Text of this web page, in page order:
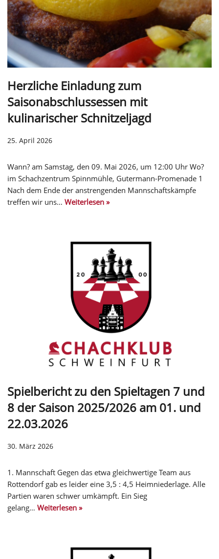
Herzliche Einladung zum
Saisonabschlussessen mit
kulinarischer Schnitzeljagd
25. April 2026
Wann? am Samstag, den 09. Mai 2026, um 12:00 Uhr Wo?
im Schachzentrum Spinnmühle, Gutermann-Promenade 1
Nach dem Ende der anstrengenden Mannschaftskämpfe
treffen wir uns… Weiterlesen »
Spielbericht zu den Spieltagen 7 und
8 der Saison 2025/2026 am 01. und
22.03.2026
30. März 2026
1. Mannschaft Gegen das etwa gleichwertige Team aus
Rottendorf gab es leider eine 3,5 : 4,5 Heimniederlage. Alle
Partien waren schwer umkämpft. Ein Sieg
gelang… Weiterlesen »